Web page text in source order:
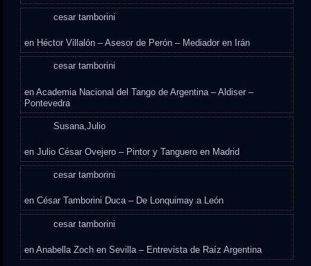
cesar tamborini
en Héctor Villalón – Asesor de Perón – Mediador en Irán
cesar tamborini
enAcademia Nacional del Tango de Argentina – Aldiser –
Pontevedra
Susana,Julio
enJulio César Ovejero – Pintor y Tanguero en Madrid
cesar tamborini
enCésar Tamborini Duca – De Lonquimay a León
cesar tamborini
enAnabella Zoch en Sevilla – Entrevista de Raíz Argentina